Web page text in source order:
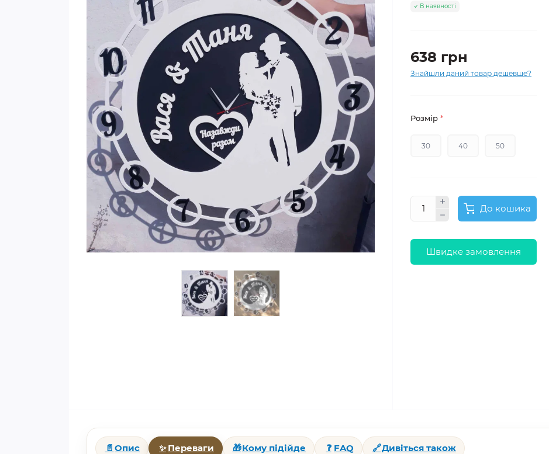
В наявності
638 грн
Знайшли даний товар дешевше?
Розмір *
30 40 50
До кошика
Швидке замовлення
📄 Опис ✨ Переваги 🎁Кому підійде ❓ FAQ 🔗Дивіться також